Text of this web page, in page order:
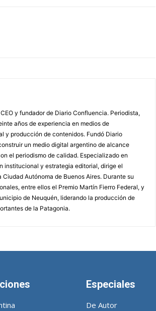
y fundador de Diario Confluencia. Periodista,
años de experiencia en medios de
y producción de contenidos. Fundó Diario
un medio digital argentino de alcance
el periodismo de calidad. Especializado en
y estrategia editorial, dirige el
Autónoma de Buenos Aires. Durante su
entre ellos el Premio Martín Fierro Federal, y
de Neuquén, liderando la producción de
de la Patagonia.
Especiales
De Autor